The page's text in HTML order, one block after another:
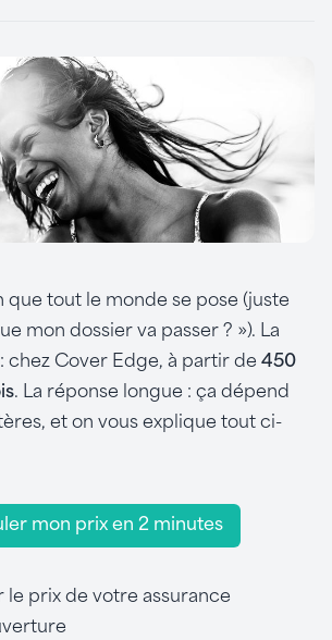
que tout le monde se pose (juste
mon dossier va passer ? »). La
chez Cover Edge, à partir de 450
. La réponse longue : ça dépend
et on vous explique tout ci-
mon prix en 2 minutes
le prix de votre assurance